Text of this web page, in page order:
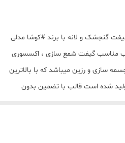
گنجشک و لانه با برند #کوشا مدلی
مناسب گیفت شمع سازی ، اکسسوری
سازی و رزین میباشد که با بالاترین
شده است قالب با تضمین بدون